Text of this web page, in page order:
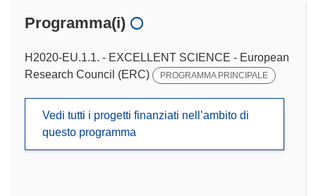
Programma(i)
H2020-EU.1.1. - EXCELLENT SCIENCE - European
Research Council (ERC)
PROGRAMMA PRINCIPALE
Vedi tutti i progetti finanziati nell’ambito di
questo programma